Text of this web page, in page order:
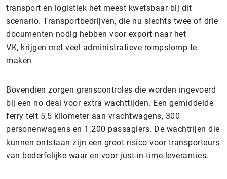
transport en logistiek het meest kwetsbaar bij dit
scenario. Transportbedrijven, die nu slechts twee of drie
documenten nodig hebben voor export naar het
VK, krijgen met veel administratieve rompslomp te
maken
Bovendien zorgen grenscontroles die worden ingevoerd
bij een no deal voor extra wachttijden. Een gemiddelde
ferry telt 5,5 kilometer aan vrachtwagens, 300
personenwagens en 1.200 passagiers. De wachtrijen die
kunnen ontstaan zijn een groot risico voor transporteurs
van bederfelijke waar en voor just-in-time-leveranties.